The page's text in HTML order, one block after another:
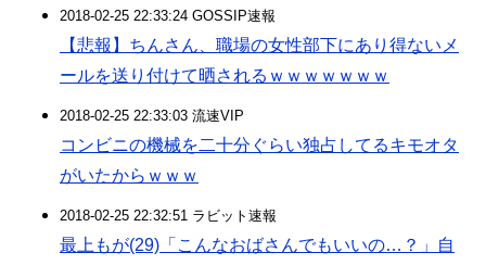
2018-02-25 22:33:24 GOSSIP速報
【悲報】ちんさん、職場の女性部下にあり得ないメ
ールを送り付けて晒されるｗｗｗｗｗｗｗ
2018-02-25 22:33:03 流速VIP
コンビニの機械を二十分ぐらい独占してるキモオタ
がいたからｗｗｗ
2018-02-25 22:32:51 ラビット速報
最上もが(29)「こんなおばさんでもいいの…？」自